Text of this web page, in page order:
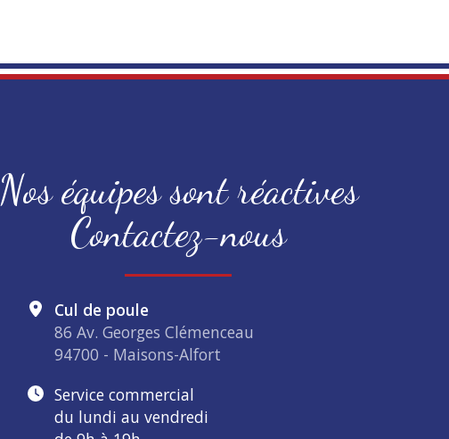
Nos équipes sont réactives
Contactez-nous
Cul de poule
86 Av. Georges Clémenceau
94700 - Maisons-Alfort
Service commercial
du lundi au vendredi